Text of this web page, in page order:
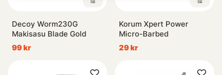
Decoy Worm230G
Makisasu Blade Gold
99 kr
Korum Xpert Power
Micro-Barbed
29 kr